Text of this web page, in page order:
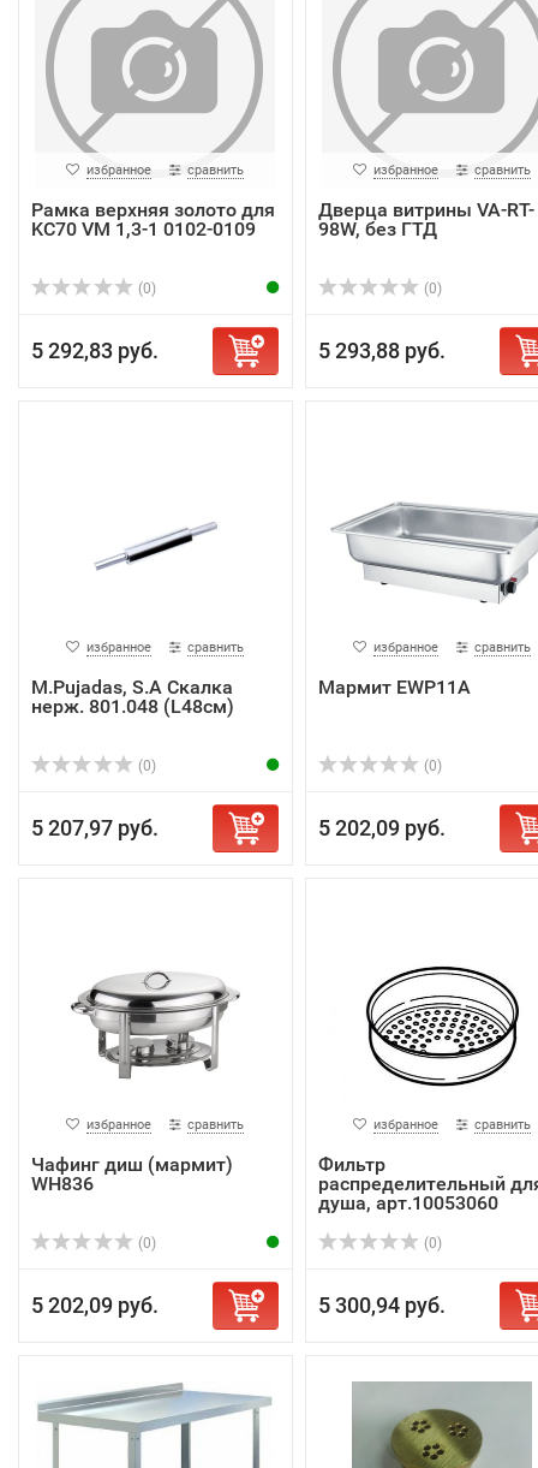
избранное сравнить
Рамка верхняя золото для
KC70 VM 1,3-1 0102-0109
(0)
5 292,83 руб.
избранное сравнить
Дверца витрины VA-RT-
98W, без ГТД
(0)
5 293,88 руб.
избранное сравнить
M.Pujadas, S.A Скалка
нерж. 801.048 (L48см)
(0)
5 207,97 руб.
избранное сравнить
Мармит EWP11A
(0)
5 202,09 руб.
избранное сравнить
Чафинг диш (мармит)
WH836
(0)
5 202,09 руб.
избранное сравнить
Фильтр
распределительный
душа, арт.10053060
(0)
5 300,94 руб.